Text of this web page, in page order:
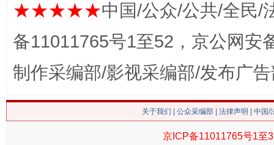
魏明亮
★★★★★中国/公众/公共/全民/
备11011765号1至52，京公网安
制作采编部/影视采编部/发布广
关于我们 公众采编部 法律声明 | 中国
京ICP备11011765号1至